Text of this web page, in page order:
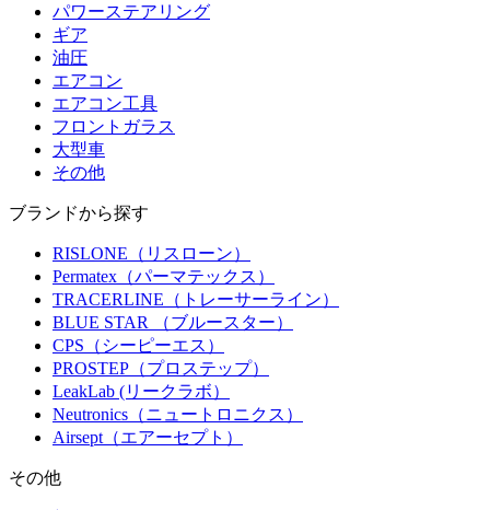
パワーステアリング
ギア
油圧
エアコン
エアコン工具
フロントガラス
大型車
その他
ブランドから探す
RISLONE（リスローン）
Permatex（パーマテックス）
TRACERLINE（トレーサーライン）
BLUE STAR （ブルースター）
CPS（シーピーエス）
PROSTEP（プロステップ）
LeakLab (リークラボ）
Neutronics（ニュートロニクス）
Airsept（エアーセプト）
その他